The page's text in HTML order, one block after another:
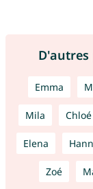
Emma
Mila Chloé
Elena
Zoé